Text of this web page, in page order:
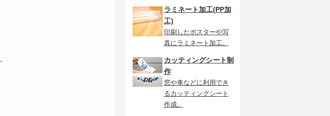
ラミネート加工(PP加
工)
印刷したポスターや写
真にラミネート加工。
カッティングシート制
作
窓や車などに利用でき
るカッティングシート
作成。